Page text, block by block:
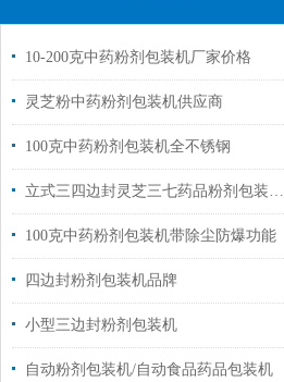
10-200克中药粉剂包装机厂家价格
灵芝粉中药粉剂包装机供应商
100克中药粉剂包装机全不锈钢
立式三四边封灵芝三七药品粉剂包装机价格
100克中药粉剂包装机带除尘防爆功能
四边封粉剂包装机品牌
小型三边封粉剂包装机
自动粉剂包装机/自动食品药品包装机